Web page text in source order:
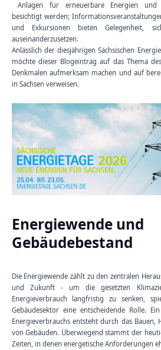
Anlagen für erneuerbare Energien und
besichtigt werden;
und Exkursionen bieten Gelegenheit,
auseinanderzusetzen.
Anlässlich der diesjährigen Sächsischen
möchte dieser Blogeintrag auf das Thema
Denkmalen aufmerksam machen und auf
in Sachsen verweisen.
Energiewende und
Gebäudebestand
Die Energiewende zählt zu den zentralen
und Zukunft - um die gesetzten
Energieverbrauch langfristig zu senken,
Gebäudesektor eine entscheidende Rolle.
Energieverbrauchs entsteht durch das Bauen,
von Gebäuden. Überwiegend stammt der
Zeiten, in denen energetische Anforderungen